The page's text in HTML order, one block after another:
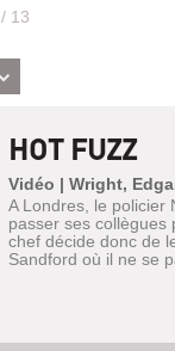
/ 13
HOT FUZZ
Vidéo | Wright,
A Londres, le policier
passer ses collègues
chef décide donc de
Sandford où il ne se